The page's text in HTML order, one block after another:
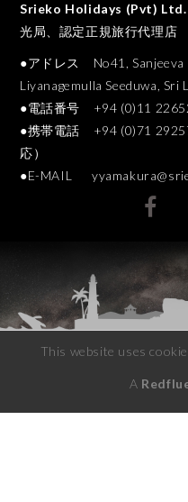
Srieko Holidays (Pvt) Ltd.
光局、認定正規旅行代理店
●アドレス No41, Sanjeeva
Liyanagemulla Seeduwa, Sri
●電話番号 +94 (0)11
●携帯電話 +94 (0)71
応）
●E-MAIL
This website uses
A